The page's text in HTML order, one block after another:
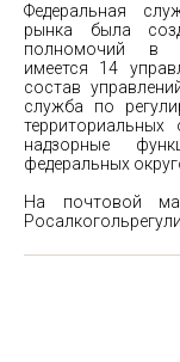
Федеральная
рынка была
полномочий в
имеется 14
состав
служба по
надзорные
федеральных
На почтовой